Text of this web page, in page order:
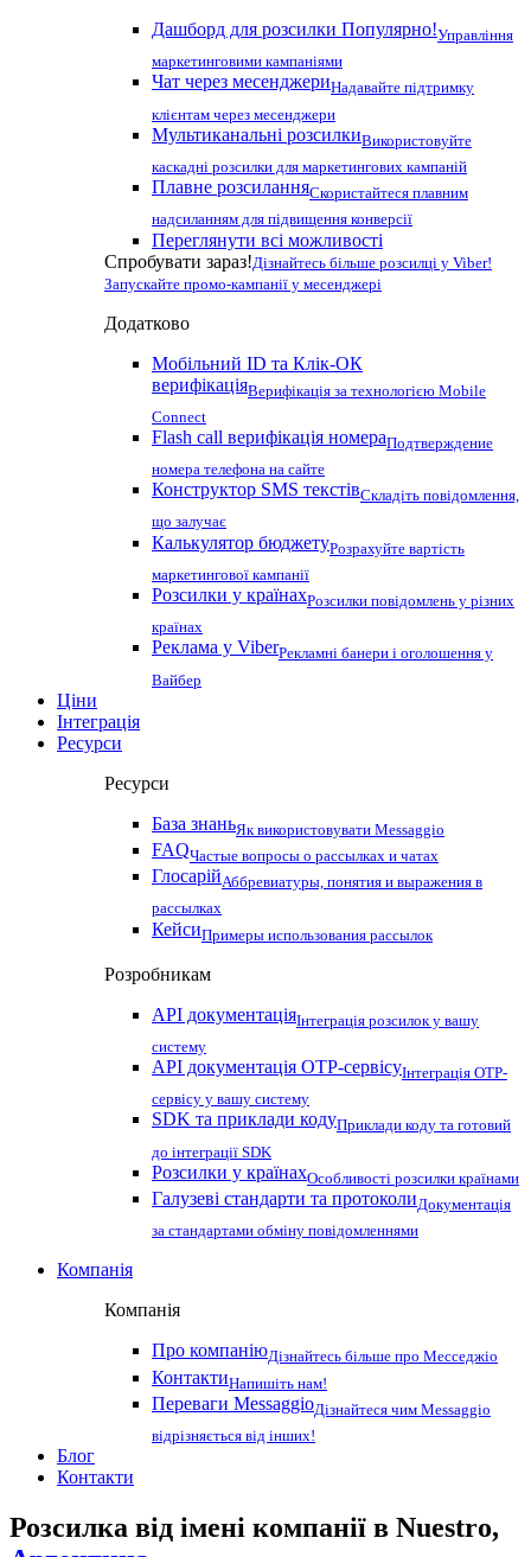
Дашборд для розсилки Популярно!Управління
маркетинговими кампаніями
Чат через месенджериНадавайте підтримку
клієнтам через месенджери
Мультиканальні розсилкиВикористовуйте
каскадні розсилки для маркетингових кампаній
Плавне розсиланняСкористайтеся плавним
надсиланням для підвищення конверсії
Переглянути всі можливості
Спробувати зараз!Дізнайтесь більше розсилці у Viber!
Запускайте промо-кампанії у месенджері
Додатково
Мобільний ID та Клік-ОК
верифікаціяВерифікація за технологією Mobile
Connect
Flash call верифікація номераПодтверждение
номера телефона на сайте
Конструктор SMS текстівСкладіть повідомлення,
що залучає
Калькулятор бюджетуРозрахуйте вартість
маркетингової кампанії
Розсилки у країнахРозсилки повідомлень у різних
країнах
Реклама у ViberРекламні банери і оголошення у
Вайбер
Ціни
Інтеграція
Ресурси
Ресурси
База знаньЯк використовувати Messaggio
FAQЧастые вопросы о рассылках и чатах
ГлосарійАббревиатуры, понятия и выражения в
рассылках
КейсиПримеры использования рассылок
Розробникам
API документаціяІнтеграція розсилок у вашу
систему
API документація OTP-сервісуІнтеграція OTP-
сервісу у вашу систему
SDK та приклади кодуПриклади коду та готовий
до інтеграції SDK
Розсилки у країнахОсобливості розсилки країнами
Галузеві стандарти та протоколиДокументація
за стандартами обміну повідомленнями
Компанія
Компанія
Про компаніюДізнайтесь більше про Месседжіо
КонтактиНапишіть нам!
Переваги MessaggioДізнайтеся чим Messaggio
відрізняється від інших!
Блог
Контакти
Розсилка від імені компанії в Nuestro,